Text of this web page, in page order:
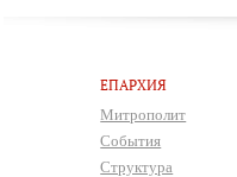
ЕПАРХИЯ
Митрополит
События
Структура